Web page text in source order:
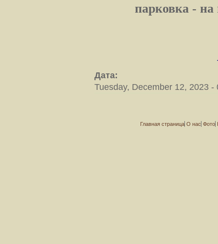
парковка -
Дата:
Tuesday, December 12, 2023 -
Главная страница О нас Фото